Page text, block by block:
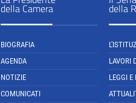
della Camera
BIOGRAFIA
AGENDA
NOTIZIE
COMUNICATI
della
LAVORI
LEGGI E